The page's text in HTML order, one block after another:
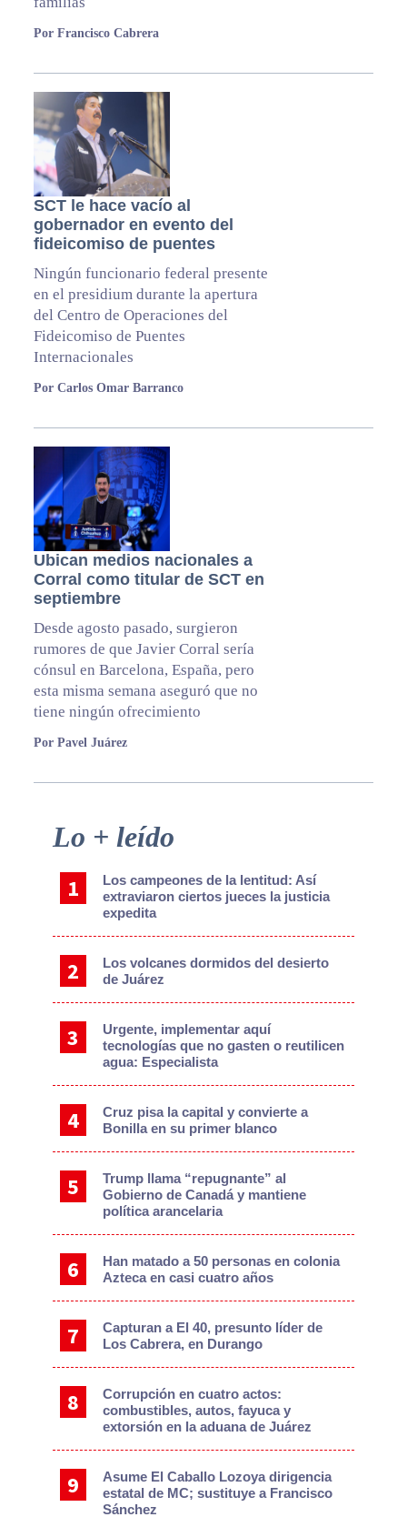
Por Francisco Cabrera
SCT le hace vacío al
gobernador en evento del
fideicomiso de puentes
Ningún funcionario federal presente
en el presidium durante la apertura
del Centro de Operaciones del
Fideicomiso de Puentes
Internacionales
Por Carlos Omar Barranco
Ubican medios nacionales a
Corral como titular de SCT en
septiembre
Desde agosto pasado, surgieron
rumores de que Javier Corral sería
cónsul en Barcelona, España, pero
esta misma semana aseguró que no
tiene ningún ofrecimiento
Por Pavel Juárez
Primary
Sidebar
Lo + leído
Los campeones de la lentitud: Así
extraviaron ciertos jueces la justicia
expedita
Los volcanes dormidos del desierto
de Juárez
Urgente, implementar aquí
tecnologías que no gasten o reutilicen
agua: Especialista
Cruz pisa la capital y convierte a
Bonilla en su primer blanco
Trump llama “repugnante” al
Gobierno de Canadá y mantiene
política arancelaria
Han matado a 50 personas en colonia
Azteca en casi cuatro años
Capturan a El 40, presunto líder de
Los Cabrera, en Durango
Corrupción en cuatro actos:
combustibles, autos, fayuca y
extorsión en la aduana de Juárez
Asume El Caballo Lozoya dirigencia
estatal de MC; sustituye a Francisco
Sánchez